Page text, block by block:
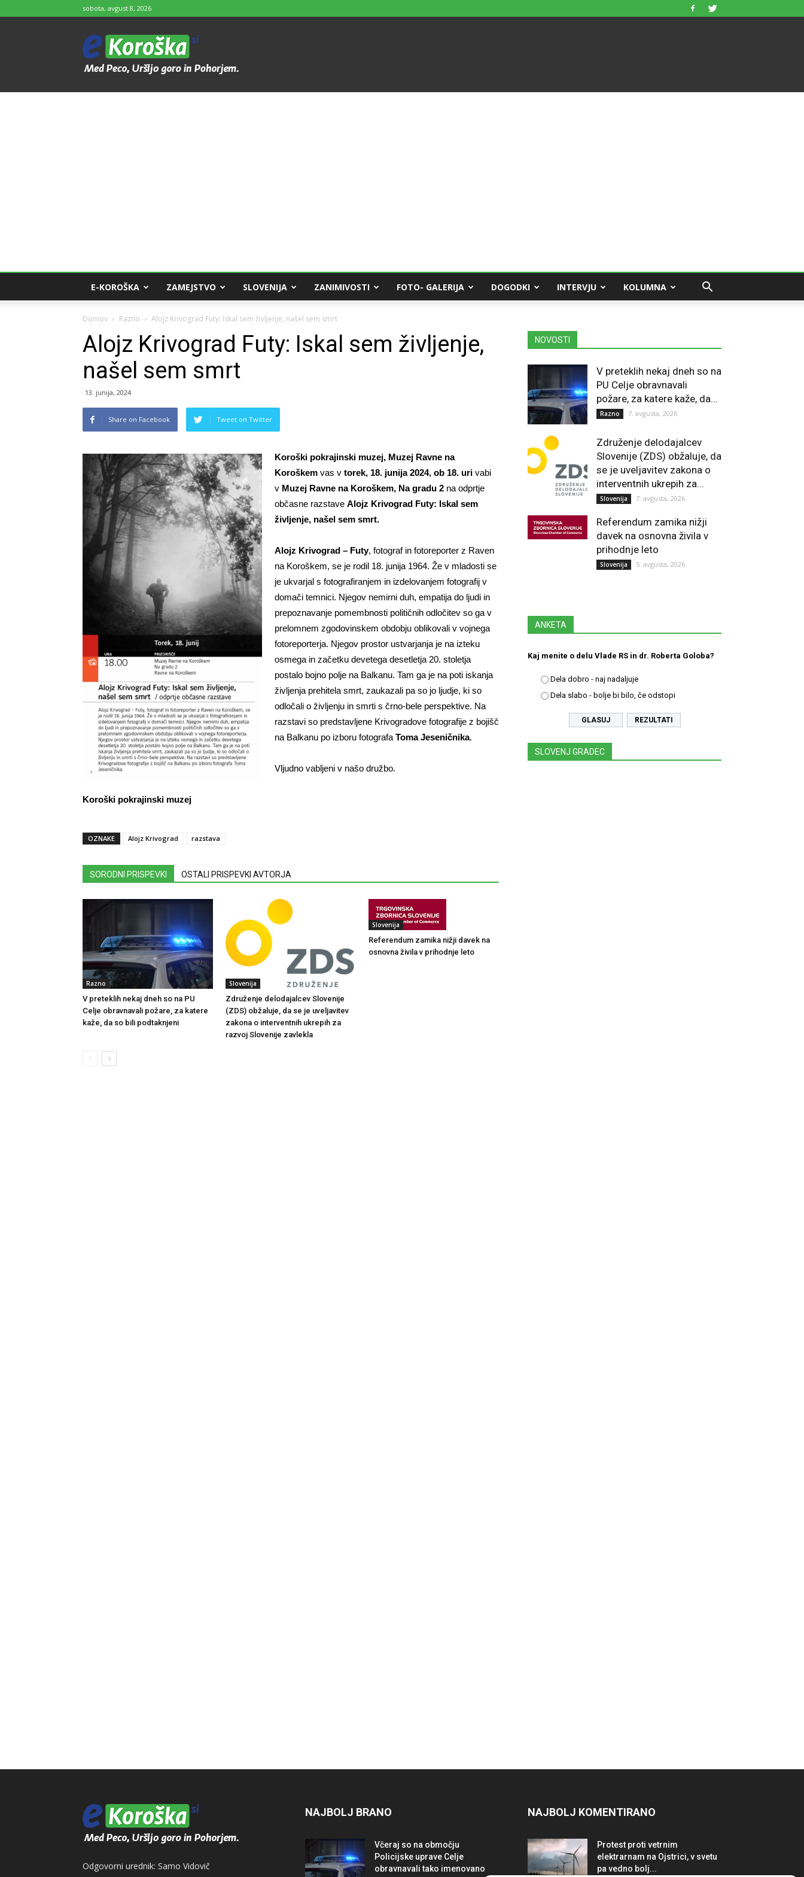
sobota, avgust 8, 2026
e-
Koroška
E-KOROŠKA ZAMEJSTVO SLOVENIJA ZANIMIVOSTI FOTO- GALERIJA DOGODKI INTERVJU KOLUMNA
Domov Razno Alojz Krivograd Futy: Iskal sem življenje, našel sem smrt
Alojz Krivograd Futy: Iskal sem življenje,
našel sem smrt
13. junija, 2024
Share on Facebook Tweet on Twitter
Koroški pokrajinski muzej, Muzej Ravne na
Koroškem vas v torek, 18. junija 2024, ob 18. uri vabi
v Muzej Ravne na Koroškem, Na gradu 2 na odprtje
občasne razstave Alojz Krivograd Futy: Iskal sem
življenje, našel sem smrt.
Alojz Krivograd – Futy, fotograf in fotoreporter z Raven
na Koroškem, se je rodil 18. junija 1964. Že v mladosti se
je ukvarjal s fotografiranjem in izdelovanjem fotografij v
domači temnici. Njegov nemirni duh, empatija do ljudi in
prepoznavanje pomembnosti političnih odločitev so ga v
prelomnem zgodovinskem obdobju oblikovali v vojnega
fotoreporterja. Njegov prostor ustvarjanja je na izteku
osmega in začetku devetega desetletja 20. stoletja
postalo bojno polje na Balkanu. Tam ga je na poti iskanja
življenja prehitela smrt, zaukazali pa so jo ljudje, ki so
odločali o življenju in smrti s črno-bele perspektive. Na
razstavi so predstavljene Krivogradove fotografije z bojišč
na Balkanu po izboru fotografa Toma Jeseničnika.
Vljudno vabljeni v našo družbo.
Koroški pokrajinski muzej
OZNAKE Alojz Krivograd razstava
SORODNI PRISPEVKI OSTALI PRISPEVKI AVTORJA
Razno
V preteklih nekaj dneh so na PU
Celje obravnavali požare, za katere
kaže, da so bili podtaknjeni
Slovenija
Združenje delodajalcev Slovenije
(ZDS) obžaluje, da se je uveljavitev
zakona o interventnih ukrepih za
razvoj Slovenije zavlekla
Slovenija
Referendum zamika nižji davek na
osnovna živila v prihodnje leto
NOVOSTI
V preteklih nekaj dneh so na
PU Celje obravnavali
požare, za katere kaže, da...
Razno 7. avgusta, 2026
Združenje delodajalcev
Slovenije (ZDS) obžaluje, da
se je uveljavitev zakona o
interventnih ukrepih za...
Slovenija 7. avgusta, 2026
Referendum zamika nižji
davek na osnovna živila v
prihodnje leto
Slovenija 5. avgusta, 2026
ANKETA
Kaj menite o delu Vlade RS in dr. Roberta Goloba?
Dela dobro - naj nadaljuje
Dela slabo - bolje bi bilo, če odstopi
REZULTATI
SLOVENJ GRADEC
Odgovorni urednik: Samo Vidovič
NAJBOLJ BRANO
Včeraj so na območju
Policijske uprave Celje
obravnavali tako imenovano
NAJBOLJ KOMENTIRANO
Protest proti vetrnim
elektrarnam na Ojstrici, v svetu
pa vedno bolj...